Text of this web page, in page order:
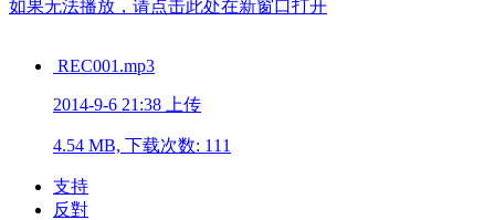
如果无法播放，请点击此处在新窗口打开
REC001.mp3
2014-9-6 21:38 上传
4.54 MB, 下载次数: 111
支持
反對